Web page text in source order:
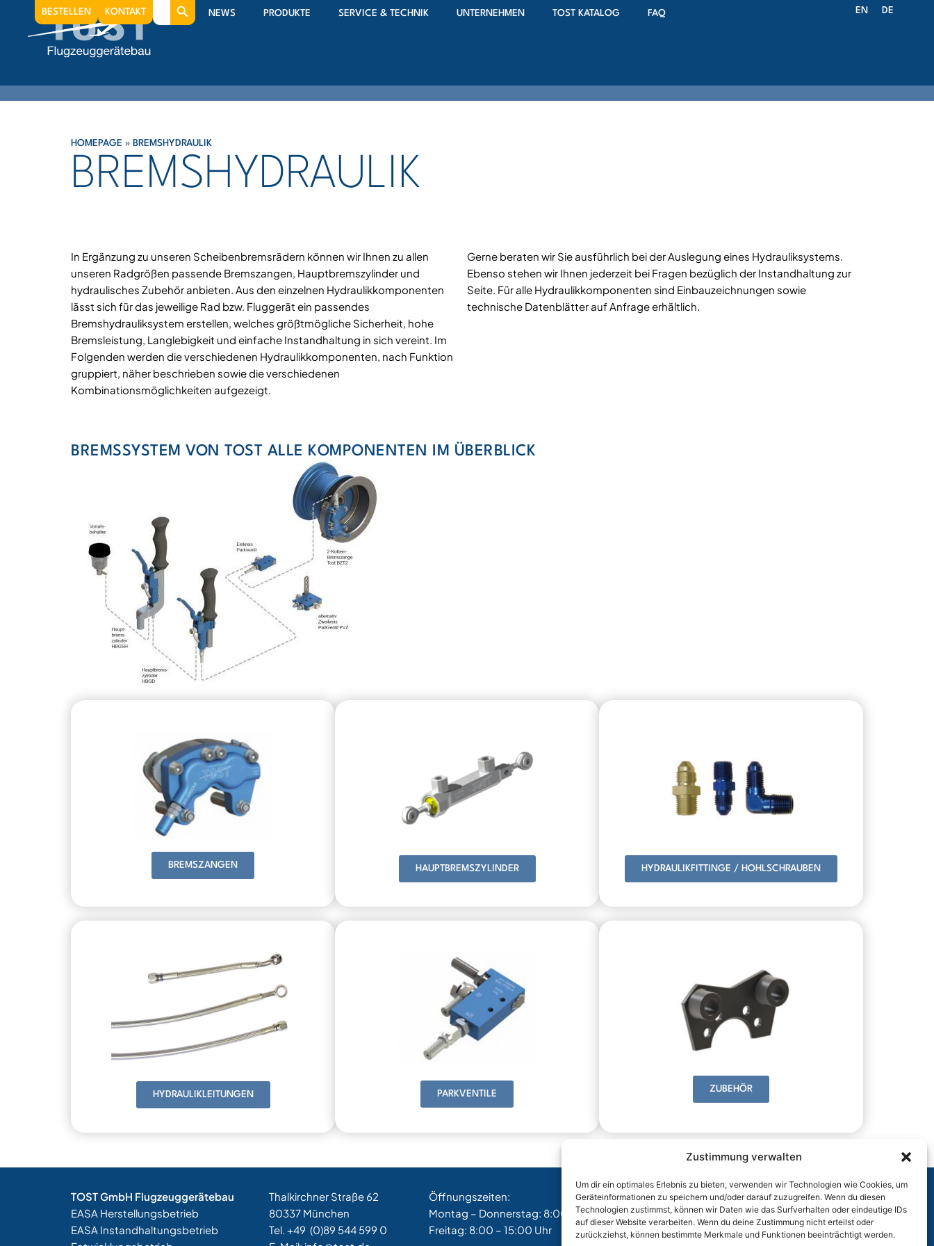
Zustimmung verwalten
Um dir ein optimales Erlebnis zu bieten, verwenden wir Technologien wie Cookies, um
Geräteinformationen zu speichern und/oder darauf zuzugreifen. Wenn du diesen
Technologien zustimmst, können wir Daten wie das Surfverhalten oder eindeutige IDs
auf dieser Website verarbeiten. Wenn du deine Zustimmung nicht erteilst oder
zurückziehst, können bestimmte Merkmale und Funktionen beeinträchtigt werden.
NEWS PRODUKTE SERVICE & TECHNIK UNTERNEHMEN TOST KATALOG FAQ
BESTELLEN KONTAKT
Search
for:
EN DE
HOMEPAGE » BREMSHYDRAULIK
BREMSHYDRAULIK
In Ergänzung zu unseren Scheibenbremsrädern können wir Ihnen zu allen
unseren Radgrößen passende Bremszangen, Hauptbremszylinder und
hydraulisches Zubehör anbieten. Aus den einzelnen Hydraulikkomponenten
lässt sich für das jeweilige Rad bzw. Fluggerät ein passendes
Bremshydrauliksystem erstellen, welches größtmögliche Sicherheit, hohe
Bremsleistung, Langlebigkeit und einfache Instandhaltung in sich vereint. Im
Folgenden werden die verschiedenen Hydraulikkomponenten, nach Funktion
gruppiert, näher beschrieben sowie die verschiedenen
Kombinationsmöglichkeiten aufgezeigt.
Gerne beraten wir Sie ausführlich bei der Auslegung eines Hydrauliksystems.
Ebenso stehen wir Ihnen jederzeit bei Fragen bezüglich der Instandhaltung zur
Seite. Für alle Hydraulikkomponenten sind Einbauzeichnungen sowie
technische Datenblätter auf Anfrage erhältlich.
BREMSSYSTEM VON TOST ALLE KOMPONENTEN IM ÜBERBLICK
BREMSZANGEN HAUPTBREMSZYLINDER HYDRAULIKFITTINGE / HOHLSCHRAUBEN
HYDRAULIKLEITUNGEN PARKVENTILE ZUBEHÖR
TOST GmbH Flugzeuggerätebau
EASA Herstellungsbetrieb
EASA Instandhaltungsbetrieb
Thalkirchner Straße 62
80337 München
Tel. +49 (0)89 544 599 0
Öffnungszeiten:
Montag – Donnerstag: 8:00 – 17:00 Uhr
Freitag: 8:00 – 15:00 Uhr